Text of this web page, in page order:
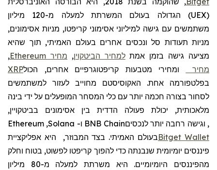
(
UEX
) הגדולה בעולם המשרתת למעלה מ-120
מיליון
משתמשים עם גישה למיליוני אסימוני קריפטו, מניות אסימונים,
מניות תעודות סל ונכסים אחרים בעולם האמיתי, תוך שהיא
מציעה גישה בזמן אמתלמחיר הביטקוין, מחיר Ethereum
,
מחיר
XRPומחירי מטבעות קריפטוגרפיים אחרים, הכול
בפלטפורמה אחת. האקוסיסטם מחוייב לעזור למשתמשים
לסחור בצורה חכמה יותר עם כלי המסחר המופעלים על ידי בינה
מלאכותית, יכולת פעולה הדדית בין אסימונים בביטקויין,
Ethereum ,Solana ו- BNB Chain, וגישה רחבה יותר לנכסים
בעולם האמיתי. בצד המבוזר,Bitget Wallet
היא אפליקציית
פיננסים יומיומית שנבנתה כדי להפוך קריפטו לפשוט, בטוח וחלק
מהפיננסים היומיומיים. היא
משרתת למעלה מ-80
מיליון